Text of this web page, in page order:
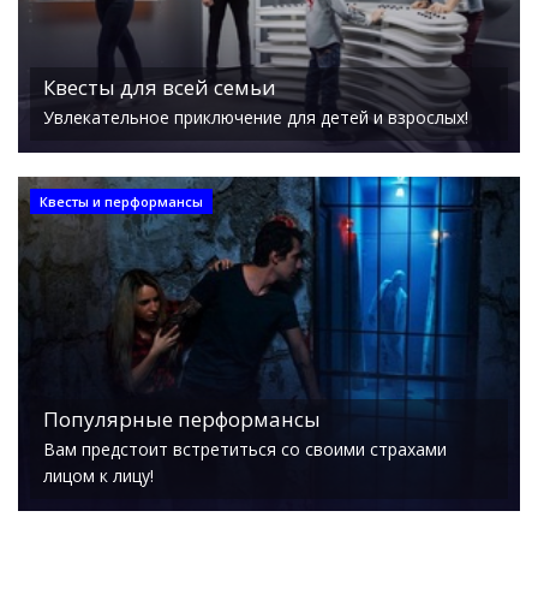
Квесты для всей семьи
Увлекательное приключение для детей и взрослых!
Квесты и перформансы
Популярные перформансы
Вам предстоит встретиться со своими страхами
лицом к лицу!